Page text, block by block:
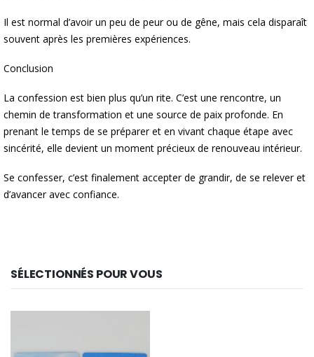
Il est normal d’avoir un peu de peur ou de gêne, mais cela disparaît
souvent après les premières expériences.
Conclusion
La confession est bien plus qu’un rite. C’est une rencontre, un
chemin de transformation et une source de paix profonde. En
prenant le temps de se préparer et en vivant chaque étape avec
sincérité, elle devient un moment précieux de renouveau intérieur.
Se confesser, c’est finalement accepter de grandir, de se relever et
d’avancer avec confiance.
SÉLECTIONNÉS POUR VOUS